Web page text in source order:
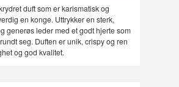
duft som er karismatisk og
en konge. Uttrykker en sterk,
generøs leder med et godt hjerte som
seg. Duften er unik, crispy og ren
og god kvalitet.